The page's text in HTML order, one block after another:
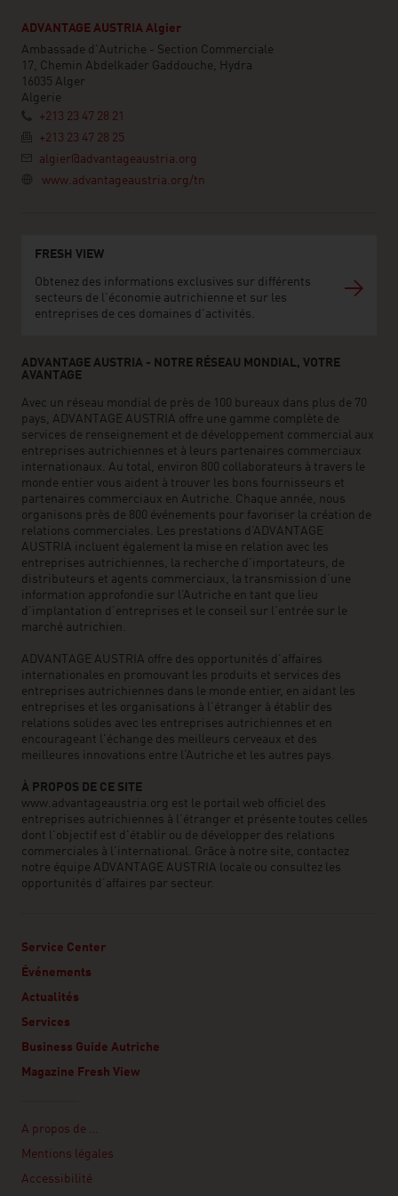
ADVANTAGE AUSTRIA Algier
Ambassade d'Autriche - Section Commerciale
17, Chemin Abdelkader Gaddouche, Hydra
16035 Alger
Algerie
+213 23 47 28 21
+213 23 47 28 25
algier@advantageaustria.org
www.advantageaustria.org/tn
FRESH VIEW
Obtenez des informations exclusives sur différents
secteurs de l'économie autrichienne et sur les
entreprises de ces domaines d'activités.
ADVANTAGE AUSTRIA - NOTRE RÉSEAU MONDIAL, VOTRE
AVANTAGE
Avec un réseau mondial de près de 100 bureaux dans plus de 70
pays, ADVANTAGE AUSTRIA offre une gamme complète de
services de renseignement et de développement commercial aux
entreprises autrichiennes et à leurs partenaires commerciaux
internationaux. Au total, environ 800 collaborateurs à travers le
monde entier vous aident à trouver les bons fournisseurs et
partenaires commerciaux en Autriche. Chaque année, nous
organisons près de 800 événements pour favoriser la création de
relations commerciales. Les prestations d’ADVANTAGE
AUSTRIA incluent également la mise en relation avec les
entreprises autrichiennes, la recherche d’importateurs, de
distributeurs et agents commerciaux, la transmission d’une
information approfondie sur l’Autriche en tant que lieu
d’implantation d’entreprises et le conseil sur l’entrée sur le
marché autrichien.
ADVANTAGE AUSTRIA offre des opportunités d'affaires
internationales en promouvant les produits et services des
entreprises autrichiennes dans le monde entier, en aidant les
entreprises et les organisations à l’étranger à établir des
relations solides avec les entreprises autrichiennes et en
encourageant l'échange des meilleurs cerveaux et des
meilleures innovations entre l’Autriche et les autres pays.
À PROPOS DE CE SITE
www.advantageaustria.org est le portail web officiel des
entreprises autrichiennes à l’étranger et présente toutes celles
dont l'objectif est d'établir ou de développer des relations
commerciales à l'international. Grâce à notre site, contactez
notre équipe ADVANTAGE AUSTRIA locale ou consultez les
opportunités d’affaires par secteur.
Service Center
Événements
Actualités
Services
Business Guide Autriche
Magazine Fresh View
A propos de …
Mentions légales
Accessibilité